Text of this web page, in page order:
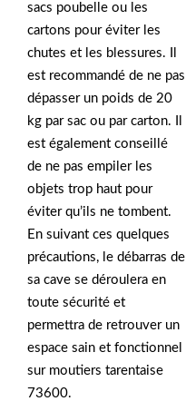
sacs poubelle ou les
cartons pour éviter les
chutes et les blessures. Il
est recommandé de ne pas
dépasser un poids de 20
kg par sac ou par carton. Il
est également conseillé
de ne pas empiler les
objets trop haut pour
éviter qu’ils ne tombent.
En suivant ces quelques
précautions, le débarras de
sa cave se déroulera en
toute sécurité et
permettra de retrouver un
espace sain et fonctionnel
sur moutiers tarentaise
73600.